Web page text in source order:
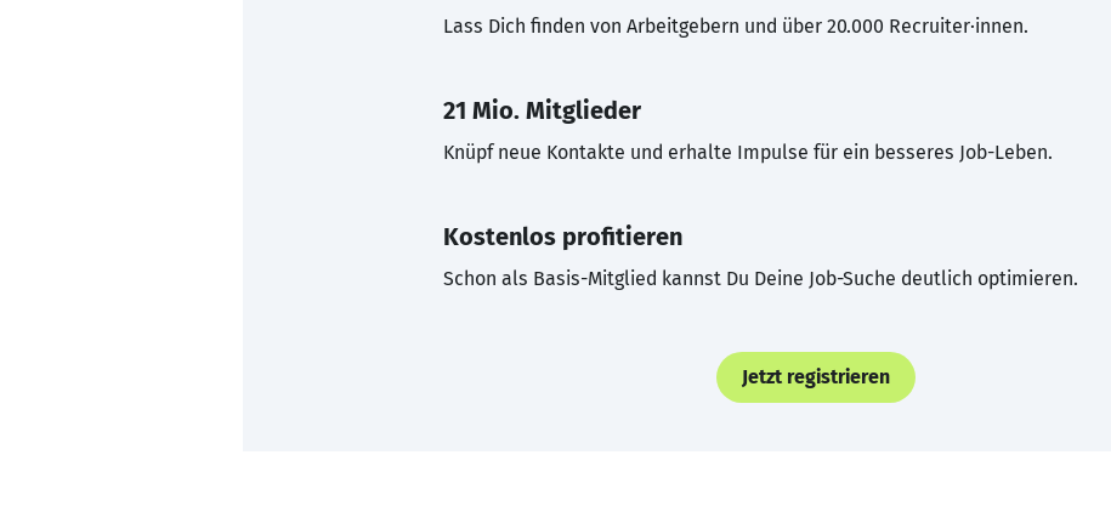
Lass Dich finden von Arbeitgebern und über 20.000 Recruiter·innen.
21 Mio. Mitglieder
Knüpf neue Kontakte und erhalte Impulse für ein besseres Job-Leben.
Kostenlos profitieren
Schon als Basis-Mitglied kannst Du Deine Job-Suche deutlich optimieren.
Jetzt registrieren